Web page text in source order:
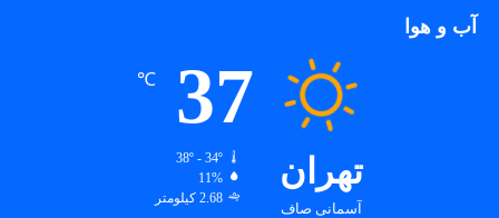
آب و هوا
تهران
آسمانی صاف
37
℃
38º - 34º
11%
2.68 کیلومتر